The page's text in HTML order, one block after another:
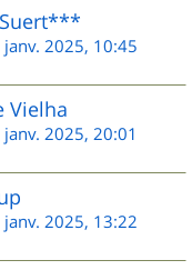
janv. 2025, 10:45
Vielha
janv. 2025, 20:01
janv. 2025, 13:22